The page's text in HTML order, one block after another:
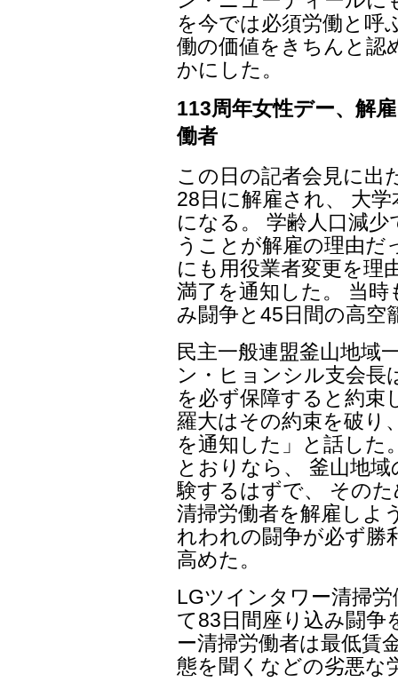
を今では必須労働と呼
働の価値をきちんと認
かにした。
113周年女性デー、解
働者
この日の記者会見に出
28日に解雇され、 大
になる。 学齢人口減
うことが解雇の理由だ
にも用役業者変更を理
満了を通知した。 当
み闘争と45日間の高空
民主一般連盟釜山地域
ン・ヒョンシル支会長
を必ず保障すると約束
羅大はその約束を破り
を通知した」と話した
とおりなら、 釜山地
験するはずで、 その
清掃労働者を解雇しよ
れわれの闘争が必ず勝
高めた。
LGツインタワー清掃
て83日間座り込み闘
ー清掃労働者は最低賃
態を聞くなどの劣悪な